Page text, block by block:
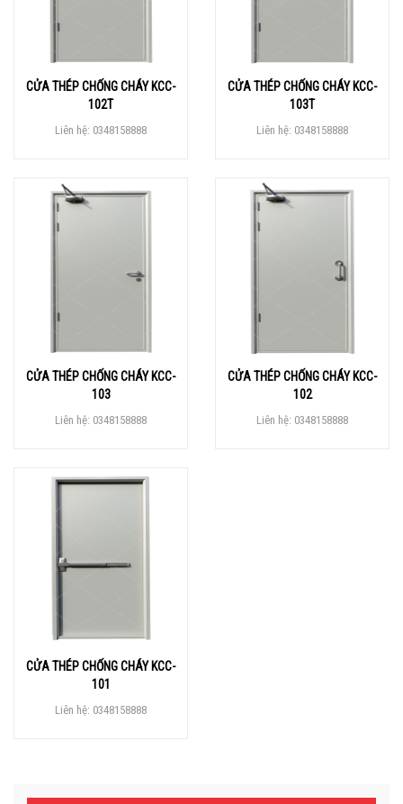
CỬA THÉP CHỐNG CHÁY KCC-
102T
Liên hệ: 0348158888
CỬA THÉP CHỐNG CHÁY KCC-
103T
Liên hệ: 0348158888
CỬA THÉP CHỐNG CHÁY KCC-
103
Liên hệ: 0348158888
CỬA THÉP CHỐNG CHÁY KCC-
102
Liên hệ: 0348158888
CỬA THÉP CHỐNG CHÁY KCC-
101
Liên hệ: 0348158888